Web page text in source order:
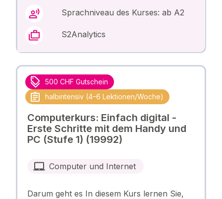
Sprachniveau des Kurses: ab A2
S2Analytics
500 CHF Gutschein
halbintensiv (4–6 Lektionen/Woche)
Computerkurs: Einfach digital -
Erste Schritte mit dem Handy und
PC (Stufe 1) (19992)
Computer und Internet
Darum geht es In diesem Kurs lernen Sie,